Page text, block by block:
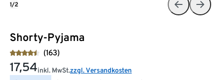
Shorty-Pyjama
(163)
17,54inkl. MwSt.zzgl. Versandkosten
1/2